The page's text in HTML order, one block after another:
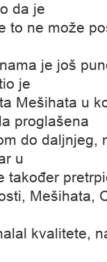
da je
to ne može
je još
je
Mešihata u
proglašena
do daljnjeg,
u
također
Mešihata,
kvalitete,